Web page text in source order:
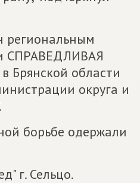
региональным
СПРАВЕДЛИВАЯ
Брянской области
округа и
борьбе одержали
г. Сельцо.